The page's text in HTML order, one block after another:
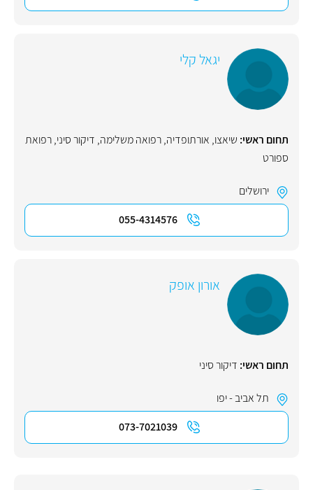
יגאל קלי
תחום ראשי: שיאצו, אורתופדיה,רפואה משלימה, דיקור סיני,רפואת
ספורט
ירושלים
055-4314576
אורון אופק
תחום ראשי: דיקור סיני
תל אביב - יפו
073-7021039